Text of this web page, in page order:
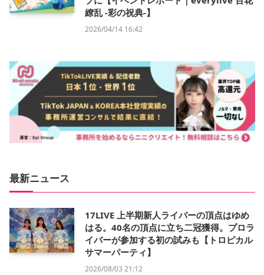
繚乱 -彩の祝典-】
2026/04/14 16:42
最新ニュース
17LIVE 上半期新人ライバーの頂点はゆめ
はる。40名の頂点に立ち二冠獲得。プロラ
イバーが参加する初の試みも【トロピカル
サマーパーティ】
2026/08/03 21:12